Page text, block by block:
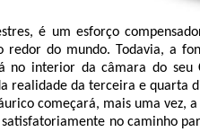
é um esforço
redor do mundo. Todavia, a
no interior da câmara do seu
realidade da terceira e quarta
começará, mais uma vez,
satisfatoriamente no caminho